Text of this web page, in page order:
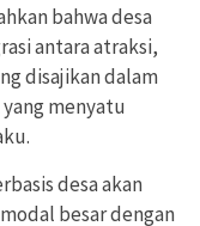
bahwa desa
antara atraksi,
disajikan dalam
menyatu
desa akan
besar dengan